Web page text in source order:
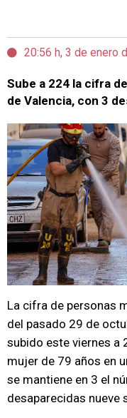
20:56 h, 3 de enero
Sube a 224 la cifra
de Valencia, con 3
La cifra de personas
del pasado 29 de
subido este viernes a
mujer de 79 años en
se mantiene en 3 el
desaparecidas nueve